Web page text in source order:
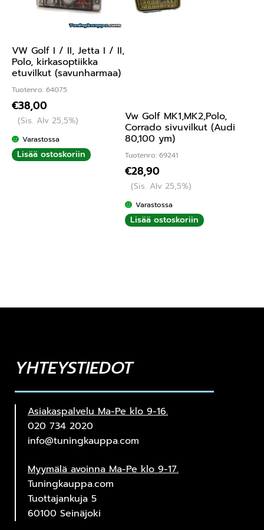
VW Golf I / II, Jetta I / II,
Polo, kirkasoptiikka
etuvilkut (savunharmaa)
Tuotenro: 64075
€38,00
(Sis. Alv 25,5%)
Varastossa
Lisää ostoskoriin
Vw Golf MK1,MK2,Polo,
Corrado sivuvilkut (Audi
80,100 ym)
Tuotenro: 69241
€28,90
(Sis. Alv 25,5%)
Varastossa
Lisää ostoskoriin
YHTEYSTIEDOT
Asiakaspalvelu Ma-Pe klo 9-16.
020 734 2020
info@tuningkauppa.com
Myymälä avoinna Ma-Pe klo 9-17.
Tuningkauppa.com
Tuottajankuja 5
60100 Seinäjoki